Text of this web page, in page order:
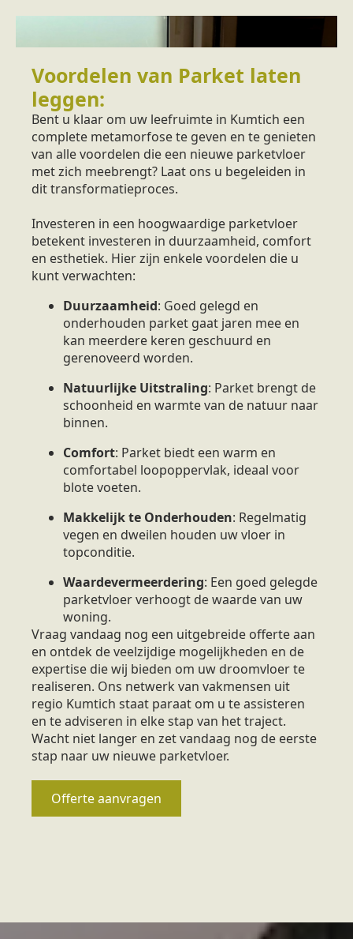
Voordelen van Parket laten
leggen:
Bent u klaar om uw leefruimte in Kumtich een
complete metamorfose te geven en te genieten
van alle voordelen die een nieuwe parketvloer
met zich meebrengt? Laat ons u begeleiden in
dit transformatieproces.
Investeren in een hoogwaardige parketvloer
betekent investeren in duurzaamheid, comfort
en esthetiek. Hier zijn enkele voordelen die u
kunt verwachten:
Duurzaamheid: Goed gelegd en
onderhouden parket gaat jaren mee en
kan meerdere keren geschuurd en
gerenoveerd worden.
Natuurlijke Uitstraling: Parket brengt de
schoonheid en warmte van de natuur naar
binnen.
Comfort: Parket biedt een warm en
comfortabel loopoppervlak, ideaal voor
blote voeten.
Makkelijk te Onderhouden: Regelmatig
vegen en dweilen houden uw vloer in
topconditie.
Waardevermeerdering: Een goed gelegde
parketvloer verhoogt de waarde van uw
woning.
Vraag vandaag nog een uitgebreide offerte aan
en ontdek de veelzijdige mogelijkheden en de
expertise die wij bieden om uw droomvloer te
realiseren. Ons netwerk van vakmensen uit
regio Kumtich staat paraat om u te assisteren
en te adviseren in elke stap van het traject.
Wacht niet langer en zet vandaag nog de eerste
stap naar uw nieuwe parketvloer.
Offerte aanvragen